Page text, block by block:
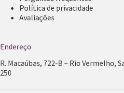
Política de privacidade
Avaliações
Endereço
R. Macaúbas, 722-B – Rio Vermelho,
250